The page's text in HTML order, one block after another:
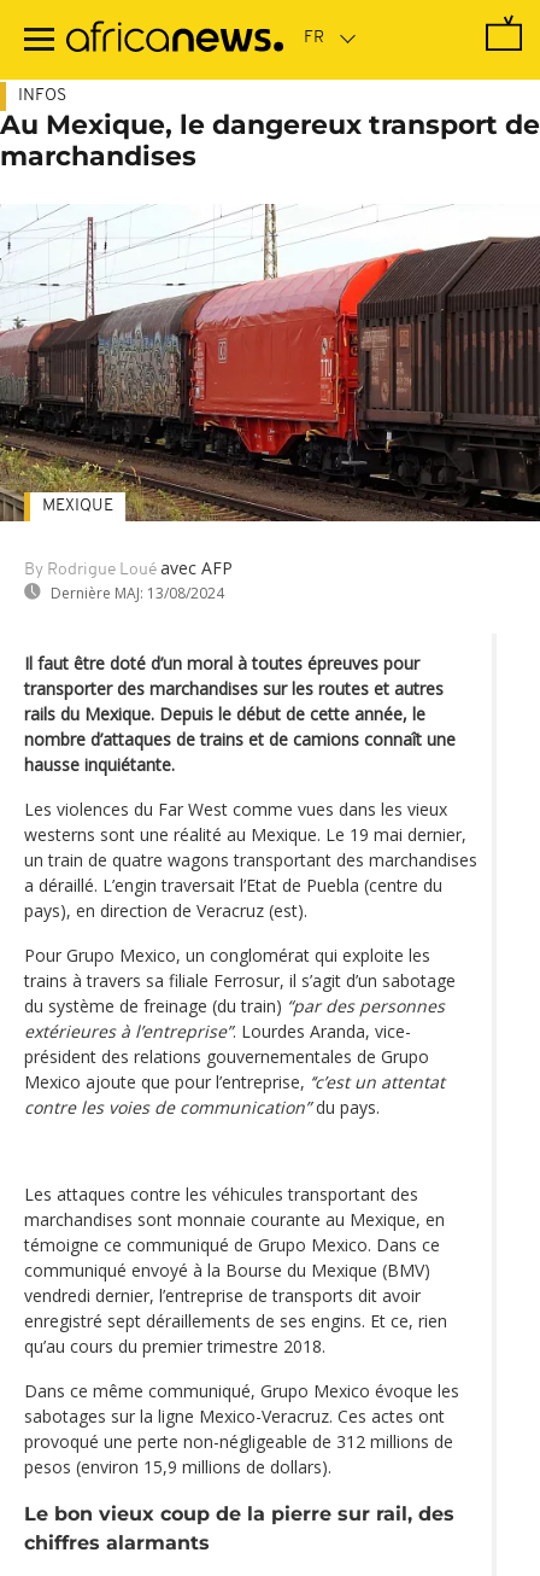
contenu
INFOS
Au Mexique, le dangereux transport de
marchandises
By Rodrigue Loué avec AFP
Dernière MAJ: 13/08/2024
MEXIQUE
Il faut être doté d’un moral à toutes épreuves pour
transporter des marchandises sur les routes et autres
rails du Mexique. Depuis le début de cette année, le
nombre d’attaques de trains et de camions connaît une
hausse inquiétante.
Les violences du Far West comme vues dans les vieux
westerns sont une réalité au Mexique. Le 19 mai dernier,
un train de quatre wagons transportant des marchandises
a déraillé. L’engin traversait l’Etat de Puebla (centre du
pays), en direction de Veracruz (est).
Pour Grupo Mexico, un conglomérat qui exploite les
trains à travers sa filiale Ferrosur, il s’agit d’un sabotage
du système de freinage (du train) “par des personnes
extérieures à l’entreprise”. Lourdes Aranda, vice-
président des relations gouvernementales de Grupo
Mexico ajoute que pour l’entreprise, ‘‘c’est un attentat
contre les voies de communication”du pays.
Les attaques contre les véhicules transportant des
marchandises sont monnaie courante au Mexique, en
témoigne ce communiqué de Grupo Mexico. Dans ce
communiqué envoyé à la Bourse du Mexique (BMV)
vendredi dernier, l’entreprise de transports dit avoir
enregistré sept déraillements de ses engins. Et ce, rien
qu’au cours du premier trimestre 2018.
Dans ce même communiqué, Grupo Mexico évoque les
sabotages sur la ligne Mexico-Veracruz. Ces actes ont
provoqué une perte non-négligeable de 312 millions de
pesos (environ 15,9 millions de dollars).
Le bon vieux coup de la pierre sur rail, des
chiffres alarmants